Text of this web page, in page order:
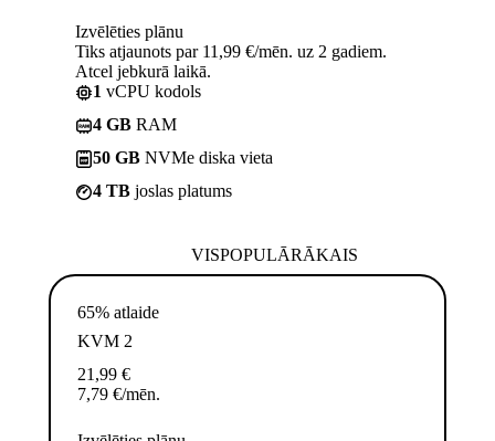
Izvēlēties plānu
Tiks atjaunots par 11,99 €/mēn. uz 2 gadiem.
Atcel jebkurā laikā.
1 vCPU kodols
4 GB RAM
50 GB NVMe diska vieta
4 TB joslas platums
VISPOPULĀRĀKAIS
65% atlaide
KVM 2
21,99 €
7,79 €/mēn.